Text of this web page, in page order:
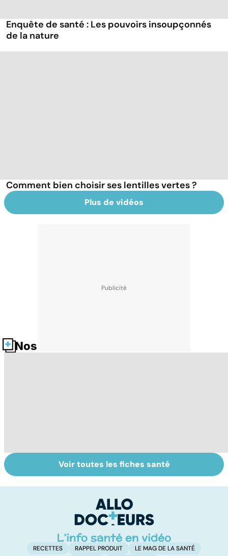
Enquête de santé : Les pouvoirs insoupçonnés
de la nature
Comment bien choisir ses lentilles vertes ?
Plus de vidéos
Nos fiches santé
d'ovocytes,
Grand froid : nos
conseils
Voir toutes les fiches santé
RECETTES RAPPEL PRODUIT LE MAG DE LA SANTÉ